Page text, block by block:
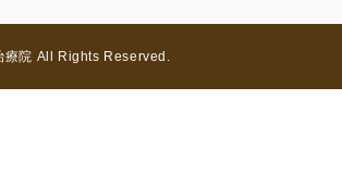
院 All Rights Reserved.